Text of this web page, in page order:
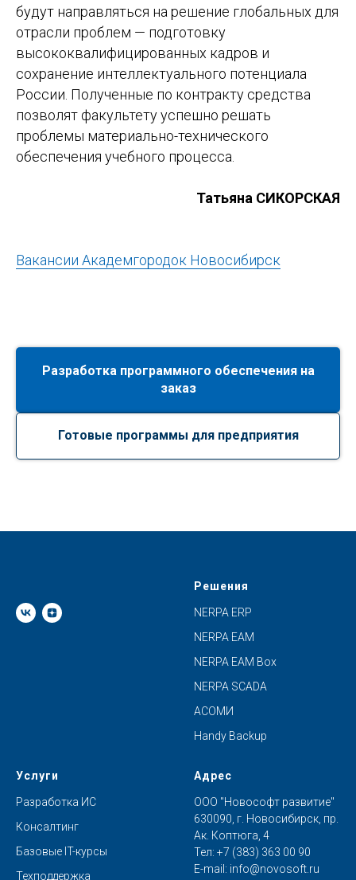
будут направляться на решение глобальных для
отрасли проблем — подготовку
высококвалифицированных кадров и
сохранение интеллектуального потенциала
России. Полученные по контракту средства
позволят факультету успешно решать
проблемы материально-технического
обеспечения учебного процесса.
Татьяна СИКОРСКАЯ
Вакансии Академгородок Новосибирск
Разработка программного обеспечения на
заказ
Готовые программы для предприятия
Решения
NERPA ERP
NERPA EAM
NERPA EAM Box
NERPA SCADA
АСОМИ
Handy Backup
Услуги
Разработка ИС
Консалтинг
Базовые IT-курсы
Техподдержка
Адрес
ООО "Новософт развитие"
630090, г. Новосибирск, пр.
Ак. Коптюга, 4
Тел: +7 (383) 363 00 90
E-mail: info@novosoft.ru